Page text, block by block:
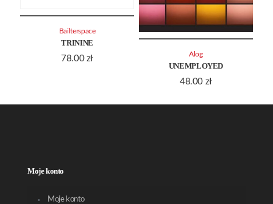
TRININE
78.00 zł
Bailterspace
UNEMPLOYED
48.00 zł
Alog
Moje konto
Moje konto